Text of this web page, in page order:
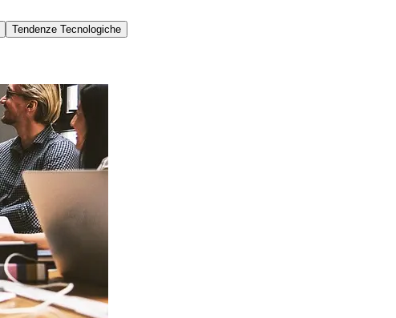
Tendenze Tecnologiche